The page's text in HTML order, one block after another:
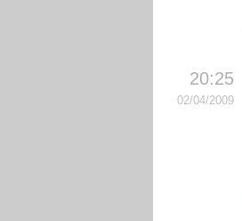
20:25
02/04/2009